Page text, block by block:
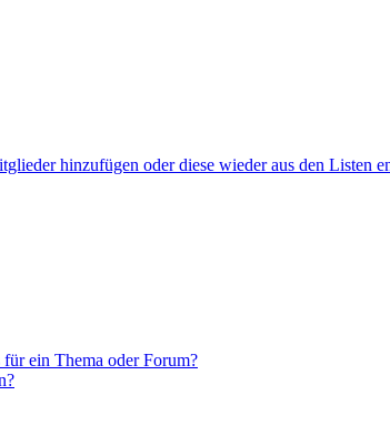
hinzufügen oder diese wieder aus den Listen
ein Thema oder Forum?